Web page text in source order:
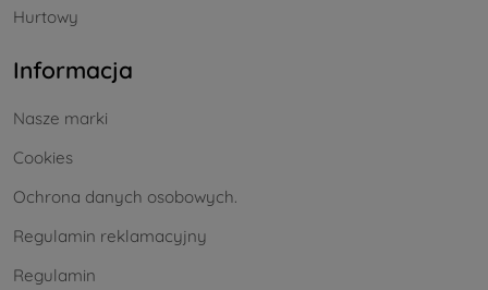
Hurtowy
Informacja
Nasze marki
Cookies
Ochrona danych osobowych.
Regulamin reklamacyjny
Regulamin